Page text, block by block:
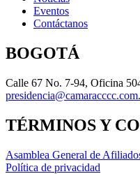
Eventos
Contáctanos
BOGOTÁ
Calle 67 No. 7-94, Oficina
TÉRMINOS Y
Asamblea General de
Política de privacidad